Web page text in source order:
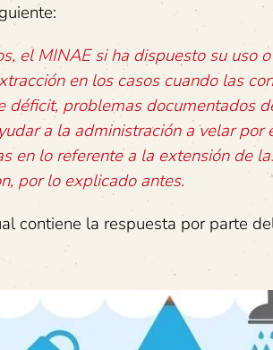
el MINAE si ha dispuesto su uso
en los casos cuando las
déficit, problemas documentados
a la administración a velar
en lo referente a la extensión de
por lo explicado antes.
contiene la respuesta por parte